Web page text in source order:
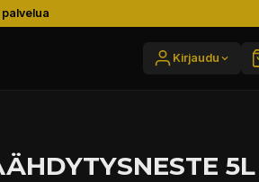
Kirjaudu
5L